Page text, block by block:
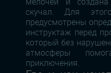
скучал. Для
предусмотрены
инструктаж перед
который без
атмосферы
приключения.